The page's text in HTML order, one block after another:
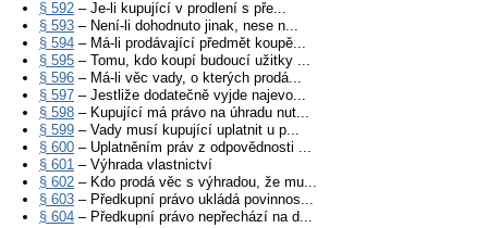
§ 592 – Je-li kupující v prodlení s pře...
§ 593 – Není-li dohodnuto jinak, nese n...
§ 594 – Má-li prodávající předmět koupě...
§ 595 – Tomu, kdo koupí budoucí užitky ...
§ 596 – Má-li věc vady, o kterých prodá...
§ 597 – Jestliže dodatečně vyjde najevo...
§ 598 – Kupující má právo na úhradu nut...
§ 599 – Vady musí kupující uplatnit u p...
§ 600 – Uplatněním práv z odpovědnosti ...
§ 601 – Výhrada vlastnictví
§ 602 – Kdo prodá věc s výhradou, že mu...
§ 603 – Předkupní právo ukládá povinnos...
§ 604 – Předkupní právo nepřechází na d...